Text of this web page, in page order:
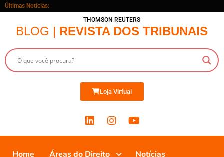
Últimas Notícias:
THOMSON REUTERS
BLOG | REVISTA DOS TRIBUNAIS
Loja Virtual
Home Áreas do Direito Notícias